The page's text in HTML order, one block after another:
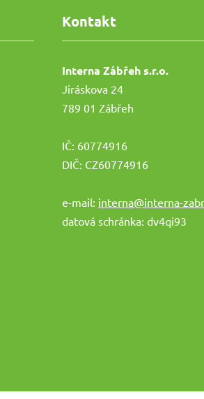
Kontakt
Interna Zábřeh s.r.o.
Jiráskova 24
789 01 Zábřeh
IČ: 60774916
DIČ: CZ60774916
e-mail: interna@interna-
datová schránka: dv4qi93